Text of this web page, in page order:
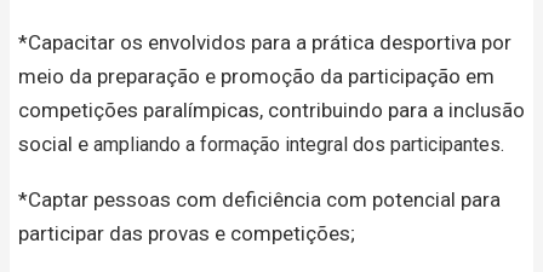
*Capacitar os envolvidos para a prática desportiva por
meio da preparação e promoção da participação em
competições paralímpicas, contribuindo para a inclusão
social e ampliando a formação integral dos participantes.
*Captar pessoas com deficiência com potencial para
participar das provas e competições;